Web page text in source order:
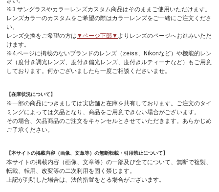
※3.サングラスやカラーレンズカスタム商品はそのままご使用いただけます。
レンズカラーのカスタムをご希望の際はカラーレンズをご一緒にご注文くださ
い。
レンズ交換をご希望の方は ▼ページ下部▼ よりレンズのページへお進みいただ
けます。
※4.ページに掲載のないブランドのレンズ（zeiss、Nikonなど）や機能的レン
ズ（度付き調光レンズ、度付き偏光レンズ、度付きルティーナなど）もご用意
しております。何かございましたら一度ご相談くださいませ。
【在庫状況について】
※一部の商品につきましては実店舗と在庫を共有しております。ご注文のタイ
ミングによっては欠品となり、商品をご用意できない場合がございます。
その場合、欠品商品のご注文をキャンセルとさせていただきます。あらかじめ
ご了承ください。
【本サイトの掲載内容（画像、文章等）の無断転載・引用禁止について】
本サイトの掲載内容（画像、文章等）の一部及び全てについて、無断で複製、
転載、転用、改変等の二次利用を固く禁じます。
上記が判明した場合は、法的措置をとる場合がございます。